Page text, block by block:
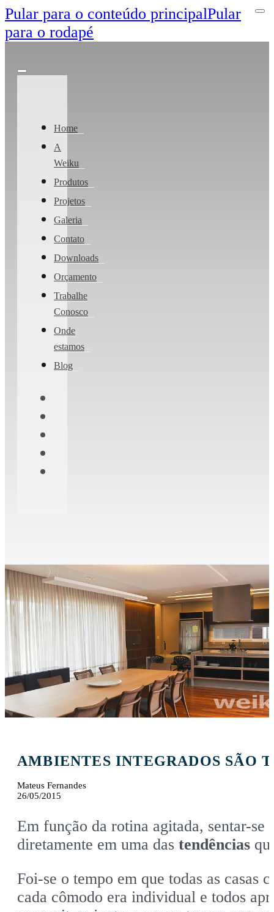
Pular para o conteúdo principalPular
para o rodapé
Home
A
Weiku
Produtos
Projetos
Galeria
Contato
Downloads
Orçamento
Trabalhe
Conosco
Onde
estamos
Blog
AMBIENTES INTEGRADOS SÃO
Mateus Fernandes
26/05/2015
Em função da rotina agitada, sentar-
diretamente em uma das tendências
Foi-se o tempo em que todas as casas
cada cômodo era individual e todos